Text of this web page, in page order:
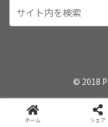
© 2018
ホーム シェア